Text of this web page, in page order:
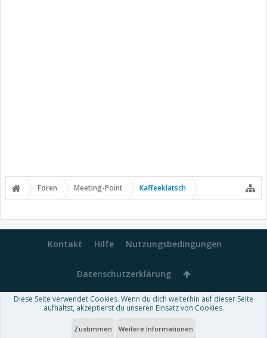
Foren Meeting-Point Kaffeeklatsch
Kontakt Hilfe Nutzungsbedingungen
Datenschutzerklärung
Forum software by XenForo™-Deutsch von xenDach
Theme designed byThemeHouse
Diese Seite verwendet Cookies. Wenn du dich weiterhin auf dieser Seite
aufhältst, akzeptierst du unseren Einsatz von Cookies.
Zustimmen Weitere Informationen